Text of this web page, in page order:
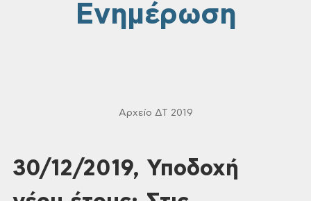
Ενημέρωση
Αρχείο ΔΤ 2019
30/12/2019, Υποδοχή